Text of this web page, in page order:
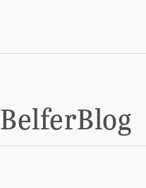
BelferBlog